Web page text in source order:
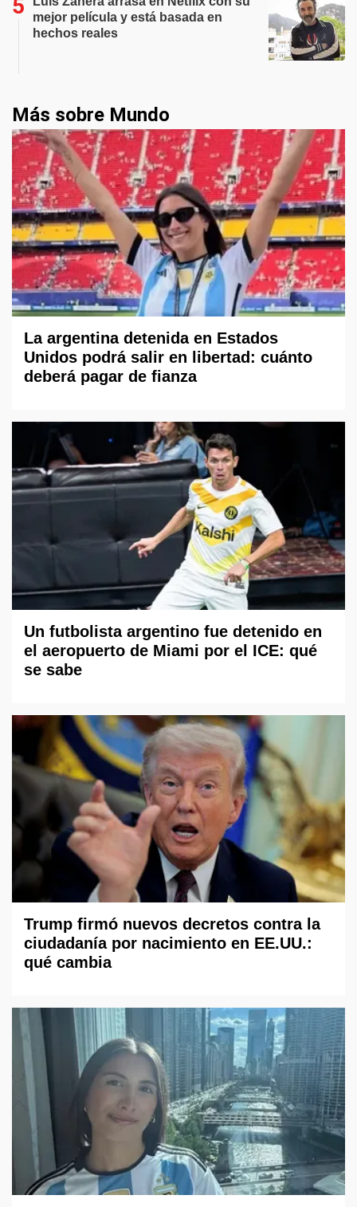
mejor película y está basada en
hechos reales
Más sobre Mundo
La argentina detenida en Estados
Unidos podrá salir en libertad: cuánto
deberá pagar de fianza
Un futbolista argentino fue detenido en
el aeropuerto de Miami por el ICE: qué
se sabe
Trump firmó nuevos decretos contra la
ciudadanía por nacimiento en EE.UU.:
qué cambia